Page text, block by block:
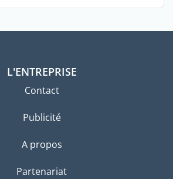
L'ENTREPRISE
Contact
Publicité
A propos
Partenariat